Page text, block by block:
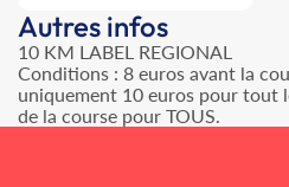
Autres infos
10 KM LABEL REGIONAL
Conditions : 8 euros avant la
uniquement 10 euros pour tout
de la course pour TOUS.